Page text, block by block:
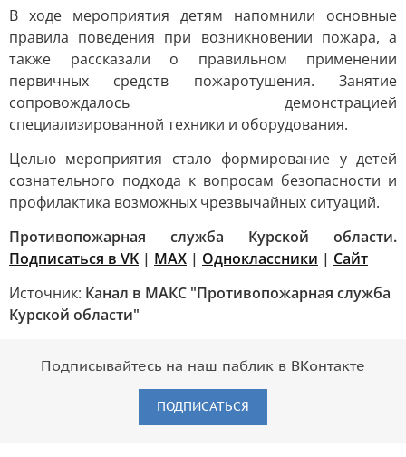
В ходе мероприятия детям напомнили основные
правила поведения при возникновении пожара, а
также рассказали о правильном применении
первичных средств пожаротушения. Занятие
сопровождалось демонстрацией
специализированной техники и оборудования.
Целью мероприятия стало формирование у детей
сознательного подхода к вопросам безопасности и
профилактика возможных чрезвычайных ситуаций.
Противопожарная служба Курской области.
Подписаться в VK | MAX | Одноклассники | Сайт
Источник: Канал в МАКС "Противопожарная служба
Курской области"
Подписывайтесь на наш паблик в ВКонтакте
ПОДПИСАТЬСЯ